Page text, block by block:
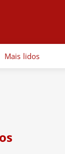
Mais lidos